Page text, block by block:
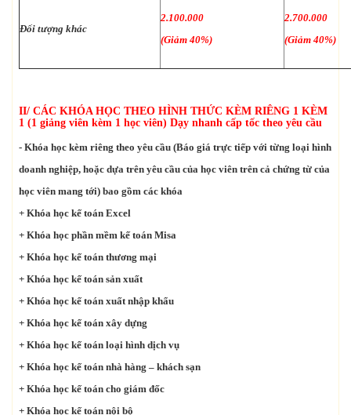
Đối tượng khác
2.100.000
(Giảm 40%)
2.700.000
(Giảm 40%)
II/ CÁC KHÓA HỌC THEO HÌNH THỨC KÈM RIÊNG 1 KÈM
1 (1 giảng viên kèm 1 học viên) Dạy nhanh cấp tốc theo yêu cầu
- Khóa học kèm riêng theo yêu cầu (Báo giá trực tiếp với từng loại hình
doanh nghiệp, hoặc dựa trên yêu cầu của học viên trên cả chứng từ của
học viên mang tới) bao gồm các khóa
+ Khóa học kế toán Excel
+ Khóa học phần mềm kế toán Misa
+ Khóa học kế toán thương mại
+ Khóa học kế toán sản xuất
+ Khóa học kế toán xuất nhập khẩu
+ Khóa học kế toán xây dựng
+ Khóa học kế toán loại hình dịch vụ
+ Khóa học kế toán nhà hàng – khách sạn
+ Khóa học kế toán cho giám đốc
+ Khóa học kế toán nội bộ